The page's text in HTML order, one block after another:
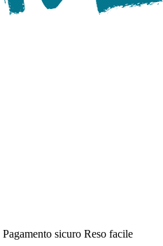
Pagamento sicuro Reso facile